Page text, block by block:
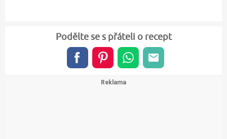
Podělte se s přáteli o recept